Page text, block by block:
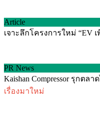
Article
เจาะลึกโครงการใหม่ “EV
PR News
Kaishan Compressor รุกต
เรื่องมาใหม่